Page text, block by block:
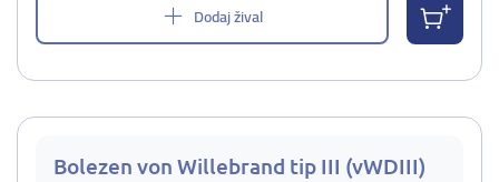
Dodaj žival
Bolezen von Willebrand tip III (vWDIII)